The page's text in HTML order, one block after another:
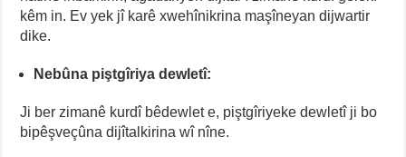
kêm in. Ev yek jî karê xwehînikrina maşîneyan dijwartir
dike.
Nebûna piştgîriya dewletî:
Ji ber zimanê kurdî bêdewlet e, piştgîriyeke dewletî ji bo
bipêşveçûna dijîtalkirina wî nîne.